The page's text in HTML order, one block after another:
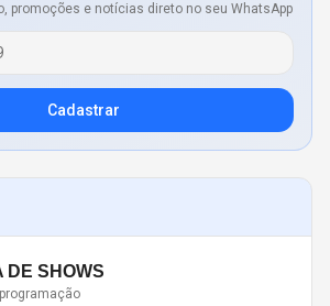
promoções e notícias direto no seu WhatsApp
Cadastrar
DE SHOWS